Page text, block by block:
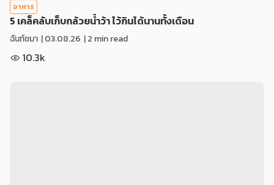
อาหาร
5 เคล็คลับเก็บกล้วยน้ำว้า ไว้กินได้นานทั้งเดือน
ฉันท์ชมา |03.08.26 | 2 min read
10.3k